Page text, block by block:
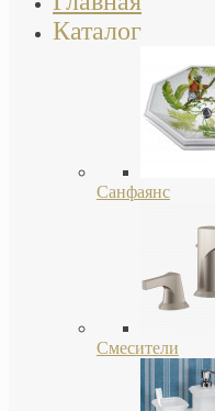
Каталог
Санфаянс
Смесители